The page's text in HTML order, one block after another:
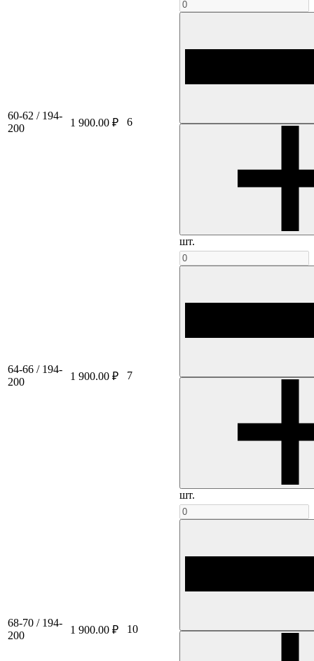
60-62 / 194-
200
1 900.00 ₽ 6
шт.
64-66 / 194-
200
1 900.00 ₽ 7
шт.
68-70 / 194-
200
1 900.00 ₽ 10